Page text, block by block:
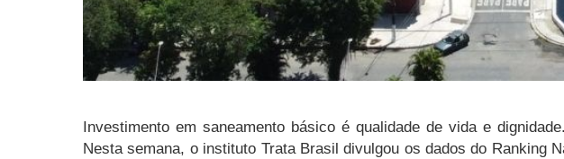
Investimento em saneamento básico é qualidade de vida e
Nesta semana, o instituto Trata Brasil divulgou os dados do Ranking